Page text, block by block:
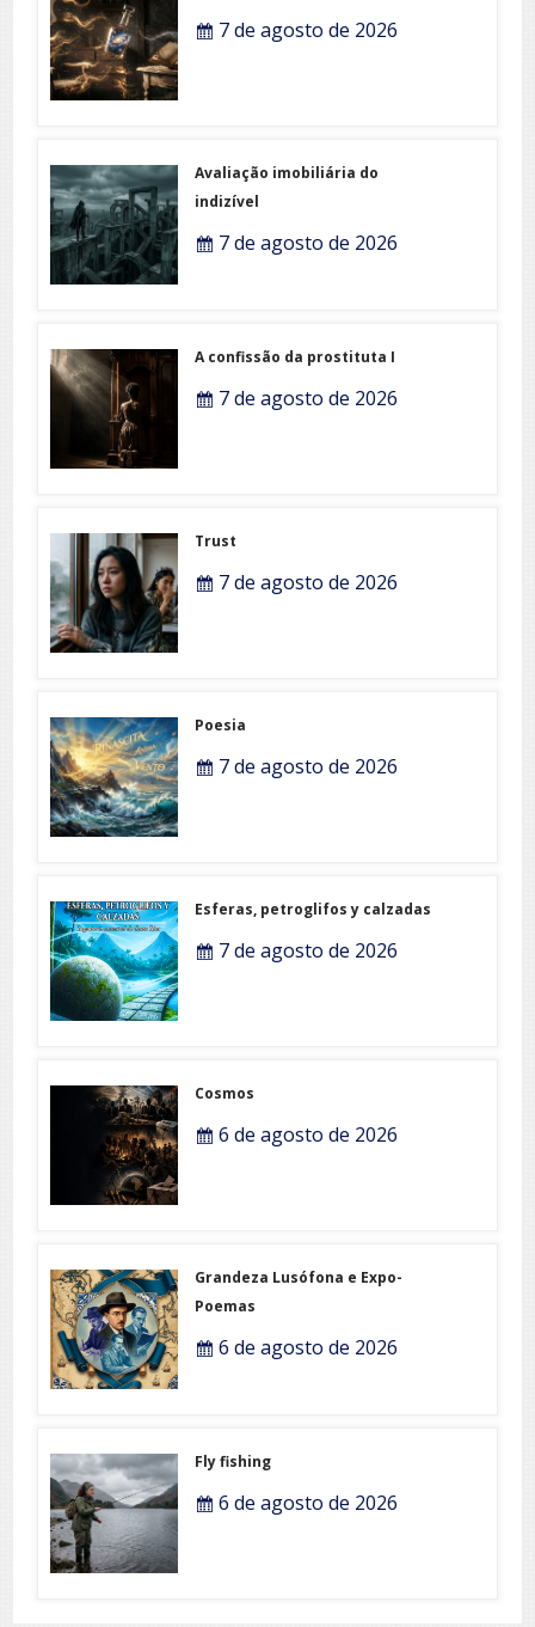
7 de agosto de 2026
Avaliação imobiliária do
indizível
7 de agosto de 2026
A confissão da prostituta I
7 de agosto de 2026
Trust
7 de agosto de 2026
Poesia
7 de agosto de 2026
Esferas, petroglifos y calzadas
7 de agosto de 2026
Cosmos
6 de agosto de 2026
Grandeza Lusófona e Expo-
Poemas
6 de agosto de 2026
Fly fishing
6 de agosto de 2026